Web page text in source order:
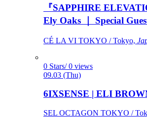
『SAPPHIRE
Ely Oaks ｜ Special
CÉ LA VI TOKYO / Tokyo,
0 Stars/ 0 views
09.03 (Thu)
6IXSENSE | ELI
SEL OCTAGON TOKYO /